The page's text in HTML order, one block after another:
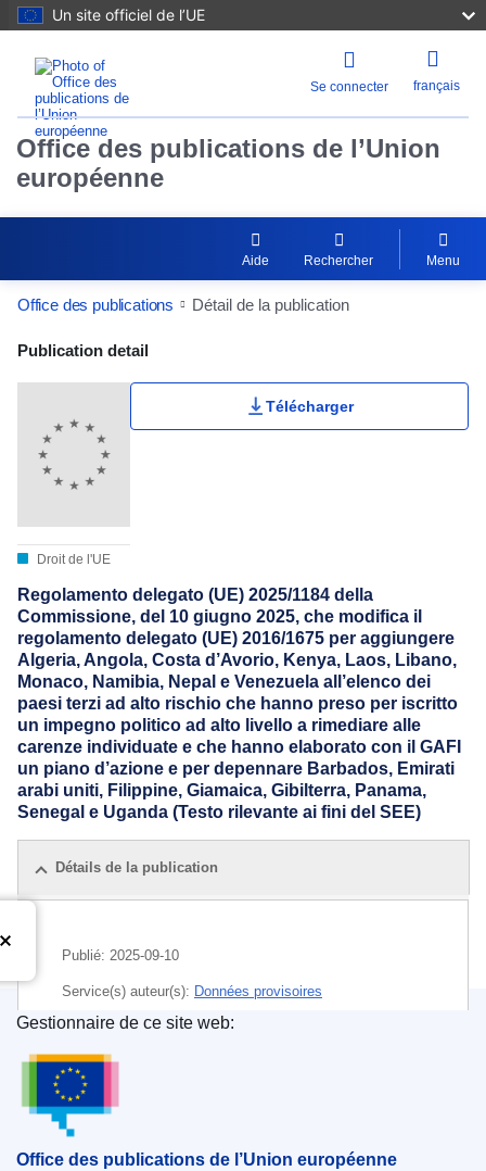
Un site officiel de l’UE
Se connecter français
Office des publications de l’Union
européenne
Aide Rechercher Menu
Office des publications Détail de la publication
Publication Detail Actions Portlet
Publication detail
Droit de l'UE
Télécharger
Regolamento delegato (UE) 2025/1184 della
Commissione, del 10 giugno 2025, che modifica il
regolamento delegato (UE) 2016/1675 per aggiungere
Algeria, Angola, Costa d’Avorio, Kenya, Laos, Libano,
Monaco, Namibia, Nepal e Venezuela all’elenco dei
paesi terzi ad alto rischio che hanno preso per iscritto
un impegno politico ad alto livello a rimediare alle
carenze individuate e che hanno elaborato con il GAFI
un piano d’azione e per depennare Barbados, Emirati
arabi uniti, Filippine, Giamaica, Gibilterra, Panama,
Senegal e Uganda (Testo rilevante ai fini del SEE)
Détails de la publication
Publié: 2025-09-10
Service(s) auteur(s): Données provisoires
Office des publications de l’Union européenne
Gestionnaire de ce site web:
Office des publications de l’Union européenne